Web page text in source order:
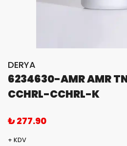
DERYA
6234630-AMR AMR
CCHRL-CCHRL-K
₺ 277.90
+ KDV